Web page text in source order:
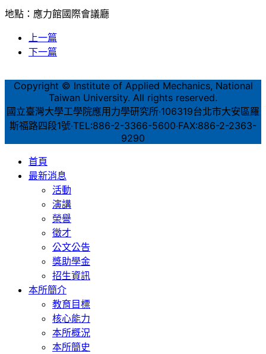
地點：應力館國際會議廳
上一篇
下一篇
Copyright © Institute of Applied Mechanics, National
Taiwan University. All rights reserved.
國立臺灣大學工學院應用力學研究所‧106319台北市大安區羅
斯福路四段1號‧TEL:886-2-3366-5600‧FAX:886-2-2363-
9290
首頁
最新消息
活動
演講
榮譽
徵才
公文公告
獎助學金
招生資訊
本所簡介
教育目標
核心能力
本所概況
本所簡史